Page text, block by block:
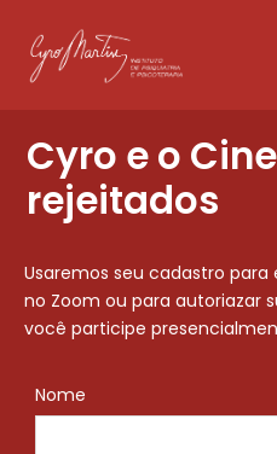
Cyro e o
rejeitados
Usaremos seu cadastro
no Zoom ou para autoriazar
você participe
Nome